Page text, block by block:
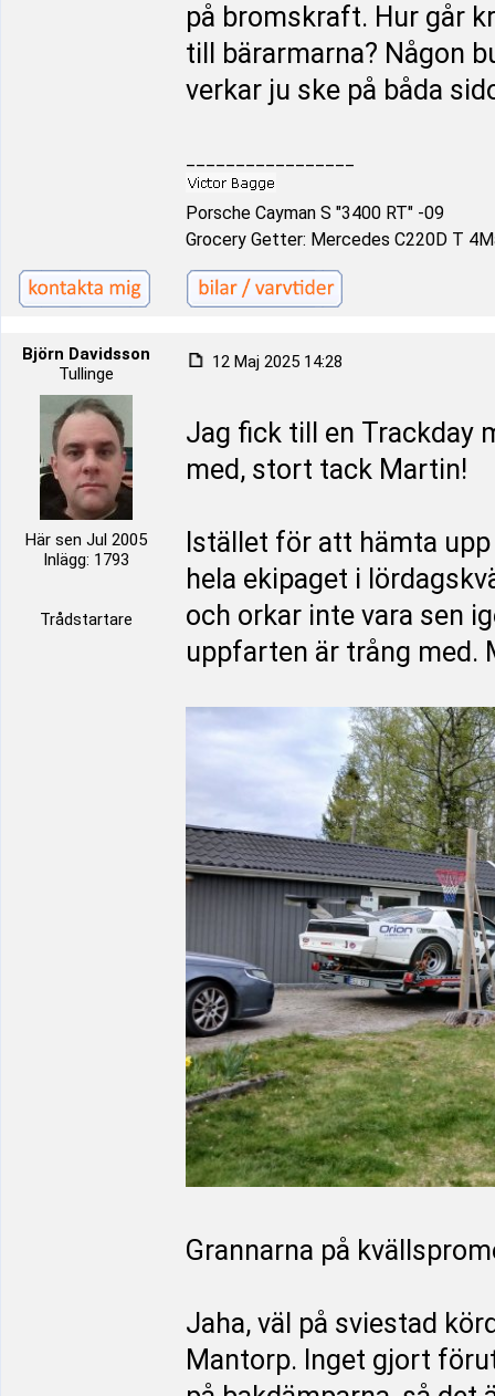
på bromskraft. Hur går
till bärarmarna? Någon
verkar ju ske på båda
Porsche Cayman S "3400 RT" -09
Grocery Getter: Mercedes C220D T
Björn Davidsson
Tullinge
Här sen Jul 2005
Inlägg: 1793
Trådstartare
12 Maj 2025 14:28
Jag fick till en Trackday
med, stort tack Martin!
Istället för att hämta
hela ekipaget i
och orkar inte vara sen
uppfarten är trång med.
Grannarna på
Jaha, väl på sviestad
Mantorp. Inget gjort